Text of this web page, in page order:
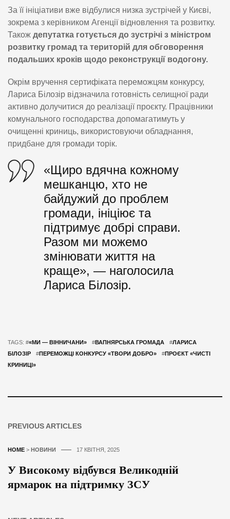
За її ініціативи вже відбулися низка зустрічей у Києві,
зокрема з керівником Агенції відновлення та розвитку.
Також депутатка готується до зустрічі з міністром
розвитку громад та територій для обговорення
подальших кроків щодо реконструкції водогону.
Окрім вручення сертифіката переможцям конкурсу,
Лариса Білозір відзначила готовність селищної ради
активно долучитися до реалізації проєкту. Працівники
комунального господарства допомагатимуть у
очищенні криниць, використовуючи обладнання,
придбане для громади торік.
«Щиро вдячна кожному
мешканцю, хто не
байдужий до проблем
громади, ініціює та
підтримує добрі справи.
Разом ми можемо
змінювати життя на
краще», — наголосила
Лариса Білозір.
TAGS: #«МИ — ВІННИЧАНИ» #ВАПНЯРСЬКА ГРОМАДА #ЛАРИСА
БІЛОЗІР
#ПЕРЕМОЖЦІ КОНКУРСУ «ТВОРИ ДОБРО» #ПРОЄКТ «ЧИСТІ
КРИНИЦІ»
PREVIOUS ARTICLES
HOME > НОВИНИ 17 КВІТНЯ, 2025
У Високому відбувся Великодній
ярмарок на підтримку ЗСУ